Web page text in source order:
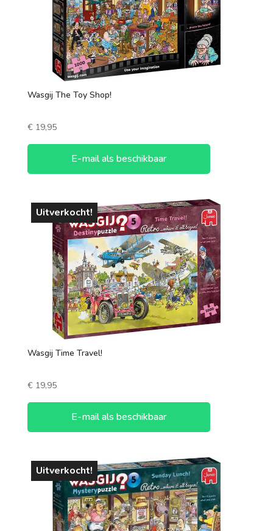
Wasgij The Toy Shop!
€19,95
E-mail als beschikbaar
Uitverkocht!
Wasgij Time Travel!
€19,95
E-mail als beschikbaar
Uitverkocht!